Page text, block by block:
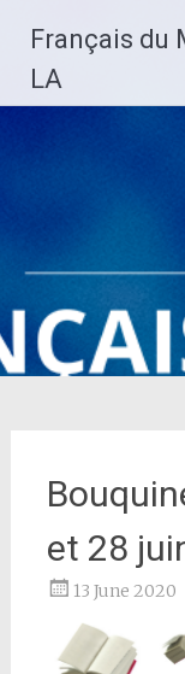
content
Français du
LA
et 28
13 June 2020